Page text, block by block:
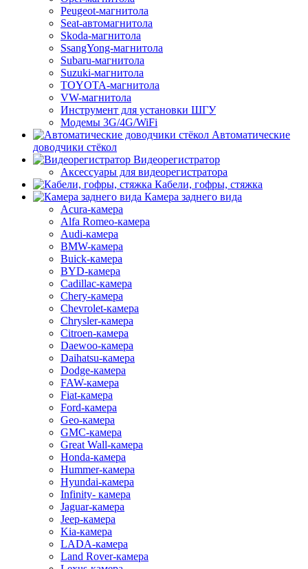
Peugeot-магнитола
Seat-автомагнитола
Skoda-магнитола
SsangYong-магнитола
Subaru-магнитола
Suzuki-магнитола
TOYOTA-магнитола
VW-магнитола
Инструмент для установки ШГУ
Модемы 3G/4G/WiFi
Автоматические
доводчики стёкол
Видеорегистратор
Аксессуары для видеорегистратора
Кабели, гофры, стяжка
Камера заднего вида
Acura-камера
Alfa Romeo-камера
Audi-камера
BMW-камера
Buick-камера
BYD-камера
Cadillac-камера
Chery-камера
Chevrolet-камера
Chrysler-камера
Citroen-камера
Daewoo-камера
Daihatsu-камера
Dodge-камера
FAW-камера
Fiat-камера
Ford-камера
Geo-камера
GMC-камера
Great Wall-камера
Honda-камера
Hummer-камера
Hyundai-камера
Infinity- камера
Jaguar-камера
Jeep-камера
Kia-камера
LADA-камера
Land Rover-камера